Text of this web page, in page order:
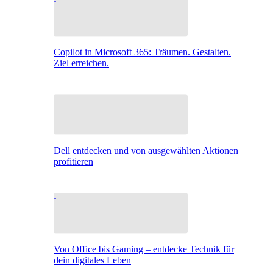
Copilot in Microsoft 365: Träumen. Gestalten.
Ziel erreichen.
Dell entdecken und von ausgewählten Aktionen
profitieren
Von Office bis Gaming – entdecke Technik für
dein digitales Leben